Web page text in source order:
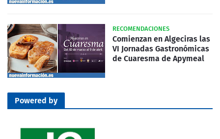
RECOMENDACIONES
Comienzan en Algeciras las
VI Jornadas Gastronómicas
de Cuaresma de Apymeal
Powered by